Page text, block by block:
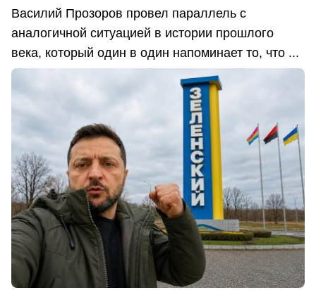
Василий Прозоров провел параллель с
аналогичной ситуацией в истории прошлого
века, который один в один напоминает то, что ...